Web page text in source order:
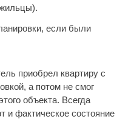
если были
приобрел квартиру с
а потом не смог
объекта. Всегда
и фактическое состояние